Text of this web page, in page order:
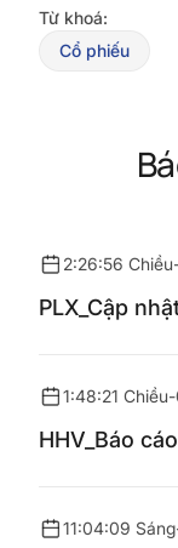
Từ khoá:
Cổ phiếu
2:26:56 Chiều
PLX_Cập
1:48:21 Chiều-
HHV_Báo
11:04:09 Sáng